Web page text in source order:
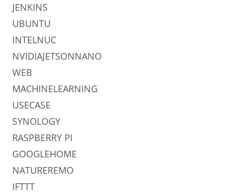
JENKINS
UBUNTU
INTELNUC
NVIDIAJETSONNANO
WEB
MACHINELEARNING
USECASE
SYNOLOGY
RASPBERRY PI
GOOGLEHOME
NATUREREMO
IFTTT